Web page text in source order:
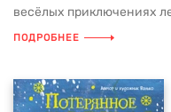
весёлых приключениях
ПОДРОБНЕЕ